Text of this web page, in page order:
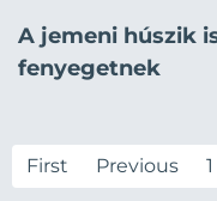
A jemeni húszik
fenyegetnek
First Previous 1